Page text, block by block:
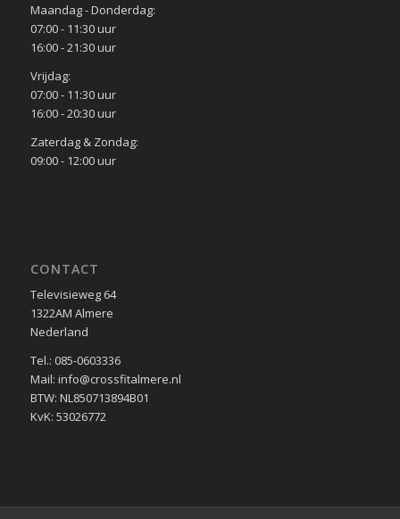
Maandag - Donderdag:
07:00 - 11:30 uur
16:00 - 21:30 uur
Vrijdag:
07:00 - 11:30 uur
16:00 - 20:30 uur
Zaterdag & Zondag:
09:00 - 12:00 uur
CONTACT
Televisieweg 64
1322AM Almere
Nederland
Tel.: 085-0603336
Mail: info@crossfitalmere.nl
BTW: NL850713894B01
KvK: 53026772